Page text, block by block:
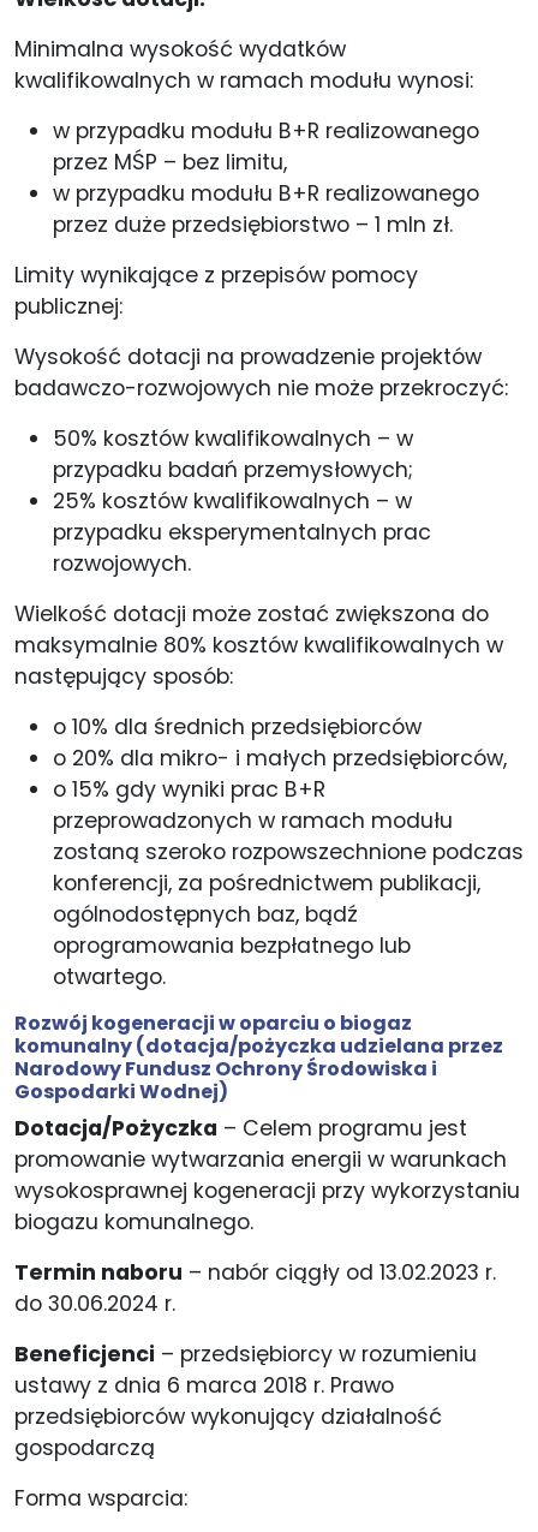
Minimalna wysokość wydatków
kwalifikowalnych w ramach modułu wynosi:
w przypadku modułu B+R realizowanego
przez MŚP – bez limitu,
w przypadku modułu B+R realizowanego
przez duże przedsiębiorstwo – 1 mln zł.
Limity wynikające z przepisów pomocy
publicznej:
Wysokość dotacji na prowadzenie projektów
badawczo-rozwojowych nie może przekroczyć:
50% kosztów kwalifikowalnych – w
przypadku badań przemysłowych;
25% kosztów kwalifikowalnych – w
przypadku eksperymentalnych prac
rozwojowych.
Wielkość dotacji może zostać zwiększona do
maksymalnie 80% kosztów kwalifikowalnych w
następujący sposób:
o 10% dla średnich przedsiębiorców
o 20% dla mikro- i małych przedsiębiorców,
o 15% gdy wyniki prac B+R
przeprowadzonych w ramach modułu
zostaną szeroko rozpowszechnione podczas
konferencji, za pośrednictwem publikacji,
ogólnodostępnych baz, bądź
oprogramowania bezpłatnego lub
otwartego.
Rozwój kogeneracji w oparciu o biogaz
komunalny(dotacja/pożyczka udzielana przez
Narodowy Fundusz Ochrony Środowiska i
Gospodarki Wodnej)
Dotacja/Pożyczka – Celem programu jest
promowanie wytwarzania energii w warunkach
wysokosprawnej kogeneracji przy wykorzystaniu
biogazu komunalnego.
Termin naboru – nabór ciągły od 13.02.2023 r.
do 30.06.2024 r.
Beneficjenci – przedsiębiorcy w rozumieniu
ustawy z dnia 6 marca 2018 r. Prawo
przedsiębiorców wykonujący działalność
gospodarczą
Forma wsparcia: